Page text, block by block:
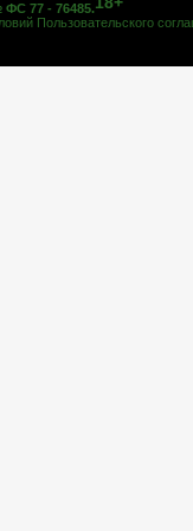
77 - 76485.
Пользовательского